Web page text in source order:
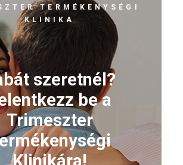
TERMÉKENYSÉGI
KLINIKA
szeretnél?
be a
Trimeszter
Klinikára!